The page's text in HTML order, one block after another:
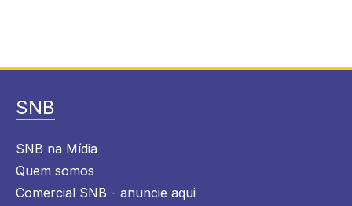
SNB
SNB na Mídia
Quem somos
Comercial SNB - anuncie aqui